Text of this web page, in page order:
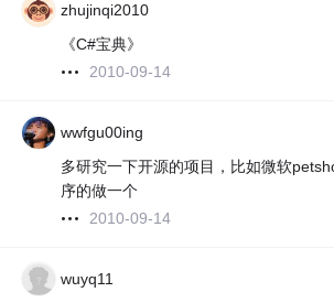
zhujinqi2010
《C#宝典》
2010-09-14
wwfgu00ing
多研究一下开源的项目，比如微软
序的做一个
2010-09-14
wuyq11